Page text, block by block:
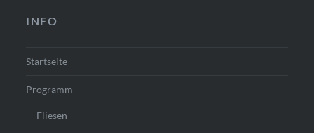
INFO
Startseite
Programm
Fliesen